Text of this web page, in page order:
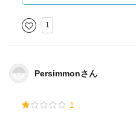
描かれる女性像は、なんだ
ンタイプ。
30そこそこの女性が、恋人
更に速見は、なんと時代を
つけ、自由に現代と江戸を
1
Persimmonさん
1